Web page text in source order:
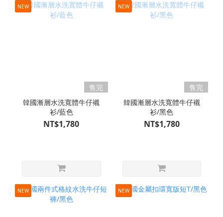
NEW
售完
韓國漸層水洗寬體牛仔襯
衫/藍色
NT$1,780
NEW
售完
韓國漸層水洗寬體牛仔襯
衫/黑色
NT$1,780
NEW NEW